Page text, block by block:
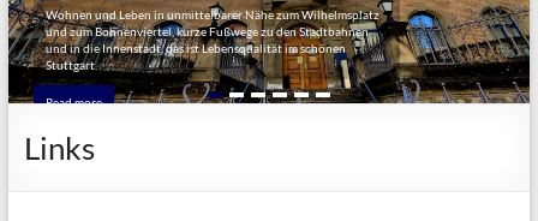
seit
1887
Wohnen und Leben in unmittelbarer Nähe zum Wilhelmsplatz
und zum Bohnenviertel, kurze Fußwege zu den Stadtbahnen
und in die Innenstadt, das ist Lebensqualität im schönen
Stuttgart.
Read more
Links